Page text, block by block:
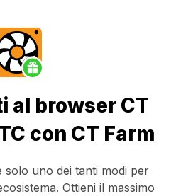
al browser CT
con CT Farm
uno dei tanti modi per
Ottieni il massimo